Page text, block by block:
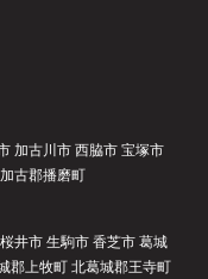
加古川市 西脇市 宝塚市
古郡播磨町
井市 生駒市 香芝市 葛城
郡上牧町 北葛城郡王寺町